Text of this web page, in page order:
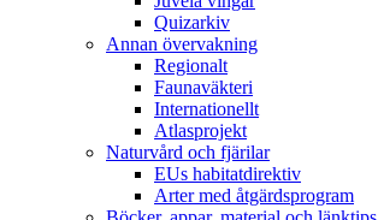
Quizarkiv
Annan övervakning
Regionalt
Faunaväkteri
Internationellt
Atlasprojekt
Naturvård och fjärilar
EUs habitatdirektiv
Arter med åtgärdsprogram